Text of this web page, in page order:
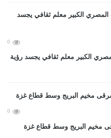
0
الكبير معلم ثقافي يجسد رؤية
0
البريج وسط قطاع غزة